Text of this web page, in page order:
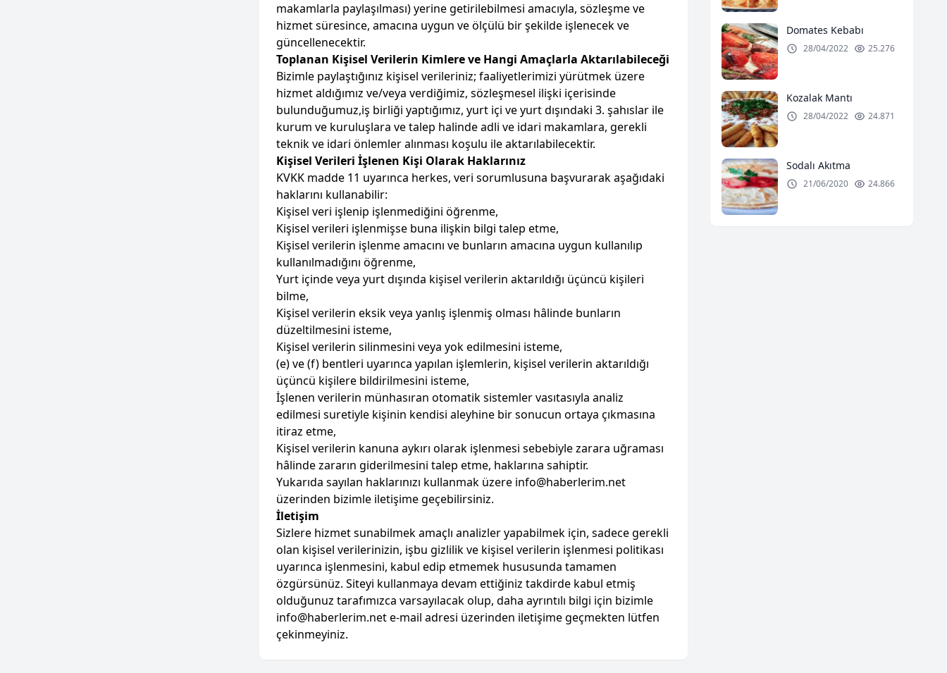
makamlarla paylaşılması) yerine getirilebilmesi amacıyla, sözleşme ve
hizmet süresince, amacına uygun ve ölçülü bir şekilde işlenecek ve
güncellenecektir.
Toplanan Kişisel Verilerin Kimlere ve Hangi Amaçlarla Aktarılabileceği
Bizimle paylaştığınız kişisel verileriniz; faaliyetlerimizi yürütmek üzere
hizmet aldığımız ve/veya verdiğimiz, sözleşmesel ilişki içerisinde
bulunduğumuz,iş birliği yaptığımız, yurt içi ve yurt dışındaki 3. şahıslar ile
kurum ve kuruluşlara ve talep halinde adli ve idari makamlara, gerekli
teknik ve idari önlemler alınması koşulu ile aktarılabilecektir.
Kişisel Verileri İşlenen Kişi Olarak Haklarınız
KVKK madde 11 uyarınca herkes, veri sorumlusuna başvurarak aşağıdaki
haklarını kullanabilir:
Kişisel veri işlenip işlenmediğini öğrenme,
Kişisel verileri işlenmişse buna ilişkin bilgi talep etme,
Kişisel verilerin işlenme amacını ve bunların amacına uygun kullanılıp
kullanılmadığını öğrenme,
Yurt içinde veya yurt dışında kişisel verilerin aktarıldığı üçüncü kişileri
bilme,
Kişisel verilerin eksik veya yanlış işlenmiş olması hâlinde bunların
düzeltilmesini isteme,
Kişisel verilerin silinmesini veya yok edilmesini isteme,
(e) ve (f) bentleri uyarınca yapılan işlemlerin, kişisel verilerin aktarıldığı
üçüncü kişilere bildirilmesini isteme,
İşlenen verilerin münhasıran otomatik sistemler vasıtasıyla analiz
edilmesi suretiyle kişinin kendisi aleyhine bir sonucun ortaya çıkmasına
itiraz etme,
Kişisel verilerin kanuna aykırı olarak işlenmesi sebebiyle zarara uğraması
hâlinde zararın giderilmesini talep etme, haklarına sahiptir.
Yukarıda sayılan haklarınızı kullanmak üzere info@haberlerim.net
üzerinden bizimle iletişime geçebilirsiniz.
İletişim
Sizlere hizmet sunabilmek amaçlı analizler yapabilmek için, sadece gerekli
olan kişisel verilerinizin, işbu gizlilik ve kişisel verilerin işlenmesi politikası
uyarınca işlenmesini, kabul edip etmemek hususunda tamamen
özgürsünüz. Siteyi kullanmaya devam ettiğiniz takdirde kabul etmiş
olduğunuz tarafımızca varsayılacak olup, daha ayrıntılı bilgi için bizimle
info@haberlerim.net e-mail adresi üzerinden iletişime geçmekten lütfen
çekinmeyiniz.
Domates Kebabı
28/04/2022 25.276
Kozalak Mantı
28/04/2022 24.871
Sodalı Akıtma
21/06/2020 24.866